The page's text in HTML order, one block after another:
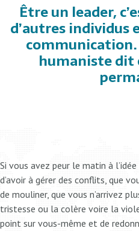
Être un leader,
d’autres individus
humaniste dit
Si vous avez peur le matin à
d’avoir à gérer des conflits, que
de mouliner, que vous n’arrivez
tristesse ou la colère voire la
point sur vous-même et de